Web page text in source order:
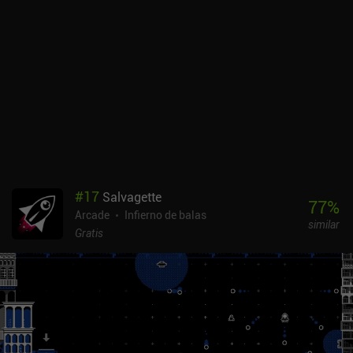
#17 Salvagette
Arcade
Infierno de balas
Gratis
77%
similar